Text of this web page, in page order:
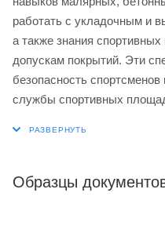
работать с укладочным и
а также знания
допускам покрытий. Эти
безопасность
службы спортивных
Образцы